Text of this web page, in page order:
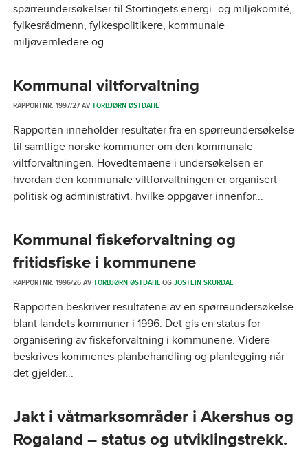
spørreundersøkelser til Stortingets energi- og miljøkomité,
fylkesrådmenn, fylkespolitikere, kommunale
miljøvernledere og...
Kommunal viltforvaltning
RAPPORTNR. 1997/27 AVTORBJØRN ØSTDAHL
Rapporten inneholder resultater fra en spørreundersøkelse
til samtlige norske kommuner om den kommunale
viltforvaltningen. Hovedtemaene i undersøkelsen er
hvordan den kommunale viltforvaltningen er organisert
politisk og administrativt, hvilke oppgaver innenfor...
Kommunal fiskeforvaltning og
fritidsfiske i kommunene
RAPPORTNR. 1996/26 AVTORBJØRN ØSTDAHLOGJOSTEIN SKURDAL
Rapporten beskriver resultatene av en spørreundersøkelse
blant landets kommuner i 1996. Det gis en status for
organisering av fiskeforvaltning i kommunene. Videre
beskrives kommenes planbehandling og planlegging når
det gjelder...
Jakt i våtmarksområder i Akershus og
Rogaland – status og utviklingstrekk.